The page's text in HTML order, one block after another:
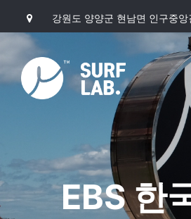
강원도 양양군 현남면 인구중
EBS 한